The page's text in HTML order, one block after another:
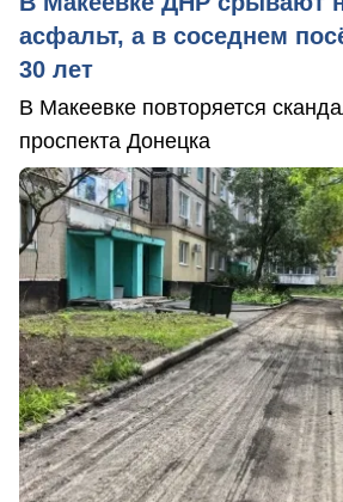
асфальт, а в соседнем
30 лет
В Макеевке повторяется
проспекта Донецка